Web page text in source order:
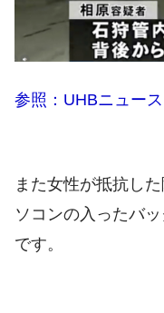
参照：UHBニュース
また女性が抵抗し
ソコンの入ったバ
です。